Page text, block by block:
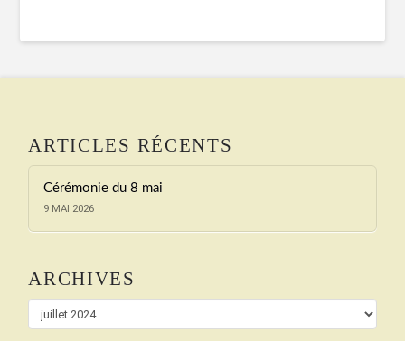
ARTICLES RÉCENTS
Cérémonie du 8 mai
9 MAI 2026
ARCHIVES
Archives